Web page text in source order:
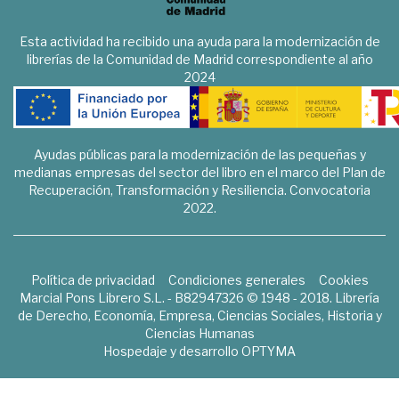
Esta actividad ha recibido una ayuda para la modernización de
librerías de la Comunidad de Madrid correspondiente al año
2024
Ayudas públicas para la modernización de las pequeñas y
medianas empresas del sector del libro en el marco del Plan de
Recuperación, Transformación y Resiliencia. Convocatoria
2022.
Política de privacidad Condiciones generales
Cookies
Marcial Pons Librero S.L. - B82947326 © 1948 - 2018. Librería
de Derecho, Economía, Empresa, Ciencias Sociales, Historia y
Ciencias Humanas
Hospedaje y desarrollo OPTYMA